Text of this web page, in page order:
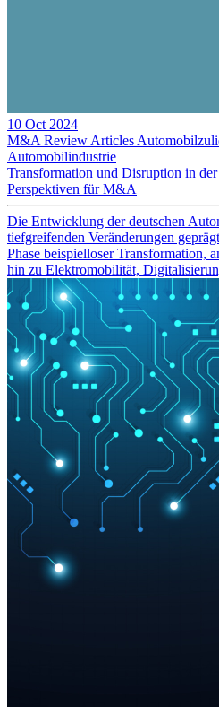
10 Oct 2024
M&A Review Articles
Automobilindustrie
Transformation und Disruption in
Perspektiven für M&A
Die Entwicklung der deutschen
tiefgreifenden Veränderungen
Phase beispielloser Transformation,
hin zu Elektromobilität,